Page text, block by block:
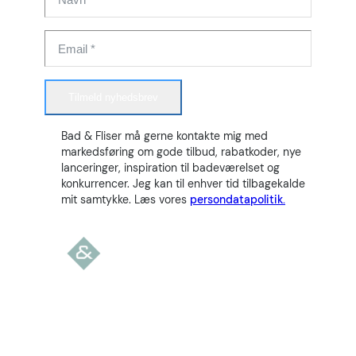
Bad & Fliser må gerne kontakte mig med
markedsføring om gode tilbud, rabatkoder, nye
lanceringer, inspiration til badeværelset og
konkurrencer. Jeg kan til enhver tid tilbagekalde
mit samtykke. Læs vores persondatapolitik.